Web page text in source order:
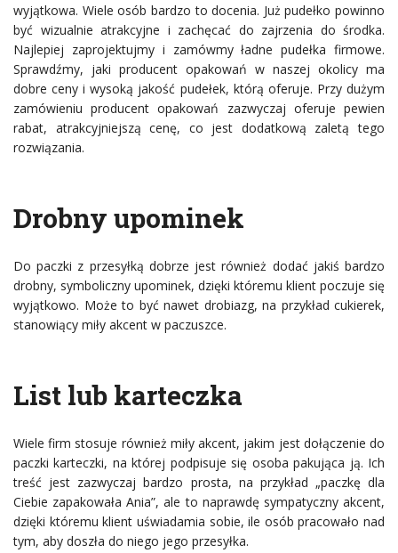
wyjątkowa. Wiele osób bardzo to docenia. Już pudełko powinno
być wizualnie atrakcyjne i zachęcać do zajrzenia do środka.
Najlepiej zaprojektujmy i zamówmy ładne pudełka firmowe.
Sprawdźmy, jaki producent opakowań w naszej okolicy ma
dobre ceny i wysoką jakość pudełek, którą oferuje. Przy dużym
zamówieniu producent opakowań zazwyczaj oferuje pewien
rabat, atrakcyjniejszą cenę, co jest dodatkową zaletą tego
rozwiązania.
Drobny upominek
Do paczki z przesyłką dobrze jest również dodać jakiś bardzo
drobny, symboliczny upominek, dzięki któremu klient poczuje się
wyjątkowo. Może to być nawet drobiazg, na przykład cukierek,
stanowiący miły akcent w paczuszce.
List lub karteczka
Wiele firm stosuje również miły akcent, jakim jest dołączenie do
paczki karteczki, na której podpisuje się osoba pakująca ją. Ich
treść jest zazwyczaj bardzo prosta, na przykład „paczkę dla
Ciebie zapakowała Ania”, ale to naprawdę sympatyczny akcent,
dzięki któremu klient uświadamia sobie, ile osób pracowało nad
tym, aby doszła do niego jego przesyłka.